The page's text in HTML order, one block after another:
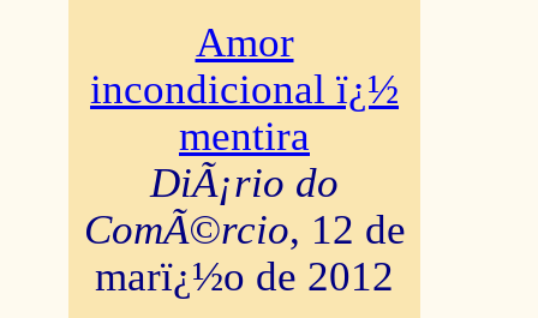
Amor
incondicional ï¿½
mentira
DiÃ¡rio do
ComÃ©rcio, 12 de
marï¿½o de 2012